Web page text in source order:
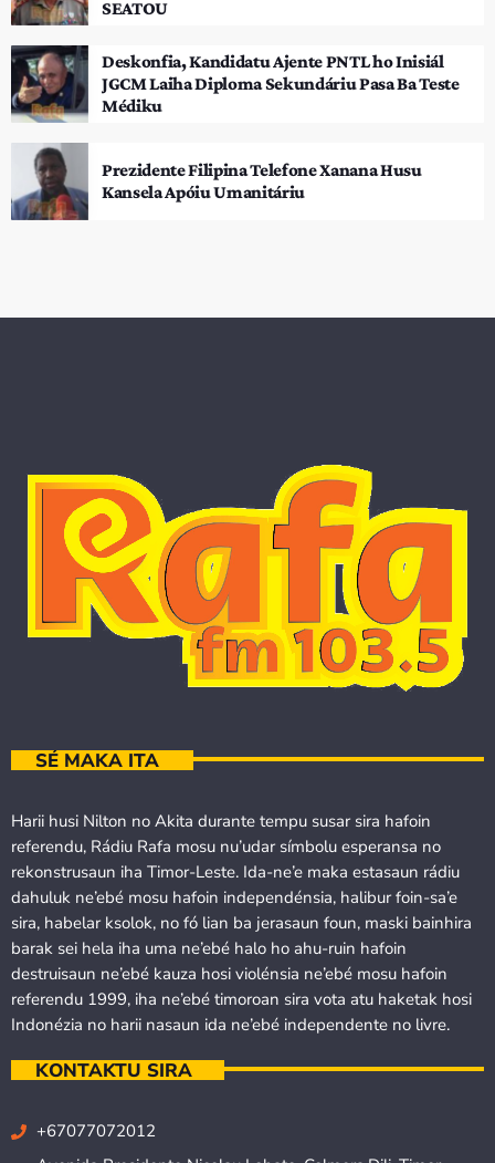
SEATOU
Deskonfia, Kandidatu Ajente PNTL ho Inisiál
JGCM Laiha Diploma Sekundáriu Pasa Ba Teste
Médiku
Prezidente Filipina Telefone Xanana Husu
Kansela Apóiu Umanitáriu
SÉ MAKA ITA
Harii husi Nilton no Akita durante tempu susar sira hafoin
referendu, Rádiu Rafa mosu nu’udar símbolu esperansa no
rekonstrusaun iha Timor-Leste. Ida-ne’e maka estasaun rádiu
dahuluk ne’ebé mosu hafoin independénsia, halibur foin-sa’e
sira, habelar ksolok, no fó lian ba jerasaun foun, maski bainhira
barak sei hela iha uma ne’ebé halo ho ahu-ruin hafoin
destruisaun ne’ebé kauza hosi violénsia ne’ebé mosu hafoin
referendu 1999, iha ne’ebé timoroan sira vota atu haketak hosi
Indonézia no harii nasaun ida ne’ebé independente no livre.
KONTAKTU SIRA
+67077072012